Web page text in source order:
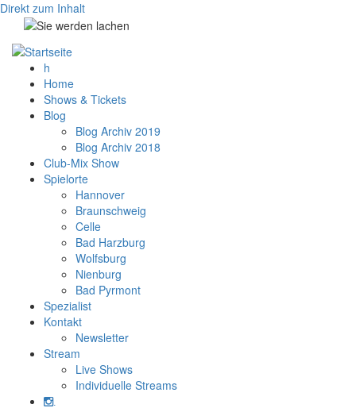
Direkt zum Inhalt
h
Home
Shows & Tickets
Blog
Blog Archiv 2019
Blog Archiv 2018
Club-Mix Show
Spielorte
Hannover
Braunschweig
Celle
Bad Harzburg
Wolfsburg
Nienburg
Bad Pyrmont
Spezialist
Kontakt
Newsletter
Stream
Live Shows
Individuelle Streams
.